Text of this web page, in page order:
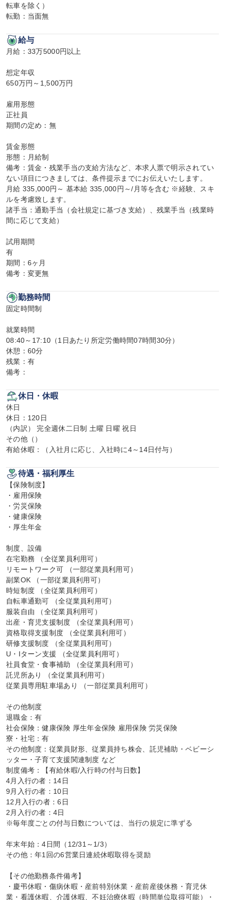
転車を除く）
転勤：当面無
給与
月給：33万5000円以上
想定年収
650万円～1,500万円
雇用形態
正社員
期間の定め：無
賃金形態
形態：月給制
備考：賃金・残業手当の支給方法など、本求人票で明示されてい
ない項目につきましては、条件提示までにお伝えいたします。
月給 335,000円～ 基本給 335,000円～/月等を含む ※経験、スキ
ルを考慮致します。
諸手当：通勤手当（会社規定に基づき支給）、残業手当（残業時
間に応じて支給）
試用期間
有
期間：6ヶ月
備考：変更無
勤務時間
固定時間制
就業時間
08:40～17:10（1日あたり所定労働時間07時間30分）
休憩：60分
残業：有
備考：
休日・休暇
休日
休日：120日
（内訳） 完全週休二日制 土曜 日曜 祝日
その他（）
有給休暇：（入社月に応じ、入社時に4～14日付与）
待遇・福利厚生
【保険制度】
・雇用保険
・労災保険
・健康保険
・厚生年金
制度、設備
在宅勤務 （全従業員利用可）
リモートワーク可 （一部従業員利用可）
副業OK （一部従業員利用可）
時短制度 （全従業員利用可）
自転車通勤可 （全従業員利用可）
服装自由 （全従業員利用可）
出産・育児支援制度 （全従業員利用可）
資格取得支援制度 （全従業員利用可）
研修支援制度 （全従業員利用可）
U・Iターン支援 （全従業員利用可）
社員食堂・食事補助 （全従業員利用可）
託児所あり （全従業員利用可）
従業員専用駐車場あり （一部従業員利用可）
その他制度
退職金：有
社会保険：健康保険 厚生年金保険 雇用保険 労災保険
寮・社宅：有
その他制度：従業員財形、従業員持ち株会、託児補助・ベビーシ
ッター・子育て支援関連制度 など
制度備考：【有給休暇/入行時の付与日数】
4月入行の者：14日
9月入行の者：10日
12月入行の者：6日
2月入行の者：4日
※毎年度ごとの付与日数については、当行の規定に準ずる
年末年始：4日間（12/31～1/3）
その他：年1回の6営業日連続休暇取得を奨励
【その他勤務条件備考】
・慶弔休暇・傷病休暇・産前特別休業・産前産後休務・育児休
業・看護休暇、介護休暇、不妊治療休暇（時間単位取得可能）・